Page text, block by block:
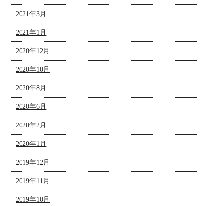
2021年3月
2021年1月
2020年12月
2020年10月
2020年8月
2020年6月
2020年2月
2020年1月
2019年12月
2019年11月
2019年10月